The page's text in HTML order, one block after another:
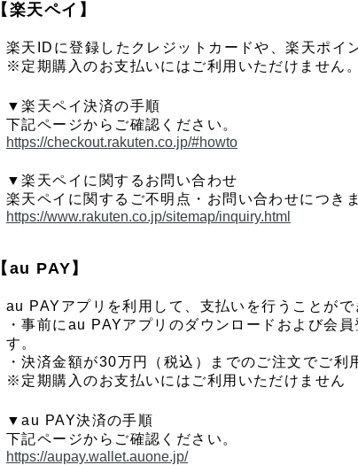
【楽天ペイ】
楽天IDに登録したクレジットカードや、楽天ポイ
※定期購入のお支払いにはご利用いただけません。
▼楽天ペイ決済の手順
下記ページからご確認ください。
https://checkout.rakuten.co.jp/#howto
▼楽天ペイに関するお問い合わせ
楽天ペイに関するご不明点・お問い合わせにつき
https://www.rakuten.co.jp/sitemap/inquiry.html
【au PAY】
au PAYアプリを利用して、支払いを行うことがで
・事前にau PAYアプリのダウンロードおよび会
す。
・決済金額が30万円（税込）までのご注文でご利
※定期購入のお支払いにはご利用いただけません
▼au PAY決済の手順
下記ページからご確認ください。
https://aupay.wallet.auone.jp/